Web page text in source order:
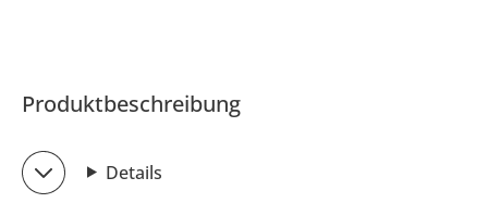
Produktbeschreibung
Details